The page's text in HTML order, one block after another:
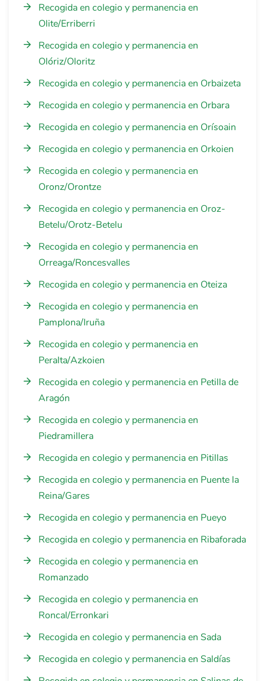
Recogida en colegio y permanencia en
Olite/Erriberri
Recogida en colegio y permanencia en
Olóriz/Oloritz
Recogida en colegio y permanencia en Orbaizeta
Recogida en colegio y permanencia en Orbara
Recogida en colegio y permanencia en Orísoain
Recogida en colegio y permanencia en Orkoien
Recogida en colegio y permanencia en
Oronz/Orontze
Recogida en colegio y permanencia en Oroz-
Betelu/Orotz-Betelu
Recogida en colegio y permanencia en
Orreaga/Roncesvalles
Recogida en colegio y permanencia en Oteiza
Recogida en colegio y permanencia en
Pamplona/Iruña
Recogida en colegio y permanencia en
Peralta/Azkoien
Recogida en colegio y permanencia en Petilla de
Aragón
Recogida en colegio y permanencia en
Piedramillera
Recogida en colegio y permanencia en Pitillas
Recogida en colegio y permanencia en Puente la
Reina/Gares
Recogida en colegio y permanencia en Pueyo
Recogida en colegio y permanencia en Ribaforada
Recogida en colegio y permanencia en
Romanzado
Recogida en colegio y permanencia en
Roncal/Erronkari
Recogida en colegio y permanencia en Sada
Recogida en colegio y permanencia en Saldías